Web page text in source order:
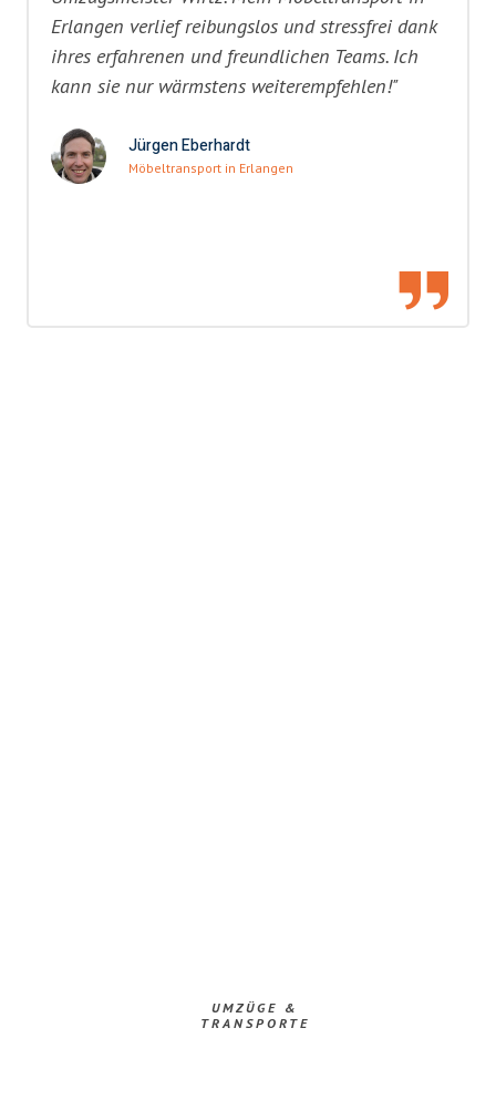
Erlangen verlief reibungslos und stressfrei dank
ihres erfahrenen und freundlichen Teams. Ich
kann sie nur wärmstens weiterempfehlen!"
Jürgen Eberhardt
Möbeltransport in Erlangen
UMZÜGE &
TRANSPORTE